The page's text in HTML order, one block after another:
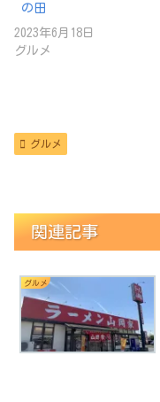
の田
2023年6月18日
グルメ
グルメ
関連記事
グルメ